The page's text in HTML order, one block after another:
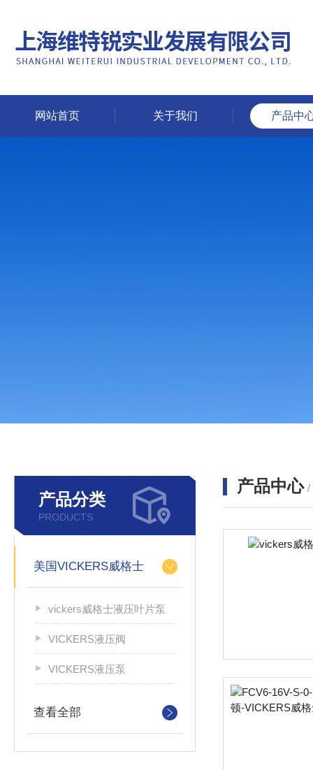
网站首页 关于我们 产品中
产品分类
PRODUCTS
美国VICKERS威格士
vickers威格士液压叶片泵
VICKERS液压阀
VICKERS液压泵
查看全部
产品中心 /